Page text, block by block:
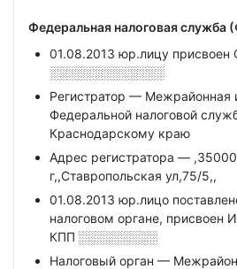
Федеральная налоговая служба
01.08.2013 юр.лицу присвоен
░░░░░░░░░░░░░
Регистратор — Межрайонная
Федеральной налоговой
Краснодарскому краю
Адрес регистратора —
г,,Ставропольская ул,75/5,,
01.08.2013 юр.лицо
налоговом органе, присвоен
КПП ░░░░░░░░░
Налоговый орган —